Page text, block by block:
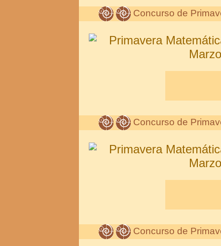
Concurso de
Concurso de
Concurso de